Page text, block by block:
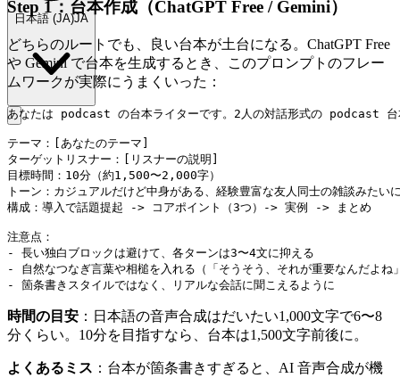
日本語 (JA)JA
Step 1：台本作成（ChatGPT Free / Gemini）
どちらのルートでも、良い台本が土台になる。ChatGPT Free
や Gemini で台本を生成するとき、このプロンプトのフレー
ムワークが実際にうまくいった：
あなたは podcast の台本ライターです。2人の対話形式の podcast 台
テーマ：[あなたのテーマ]
ターゲットリスナー：[リスナーの説明]
目標時間：10分（約1,500〜2,000字）
トーン：カジュアルだけど中身がある、経験豊富な友人同士の雑談みたい
構成：導入で話題提起 -> コアポイント（3つ）-> 実例 -> まとめ
注意点：
- 長い独白ブロックは避けて、各ターンは3〜4文に抑える
- 自然なつなぎ言葉や相槌を入れる（「そうそう、それが重要なんだよ
時間の目安 ：日本語の音声合成はだいたい1,000文字で6〜8
分くらい。10分を目指すなら、台本は1,500文字前後に。
よくあるミス ：台本が箇条書きすぎると、AI 音声合成が機